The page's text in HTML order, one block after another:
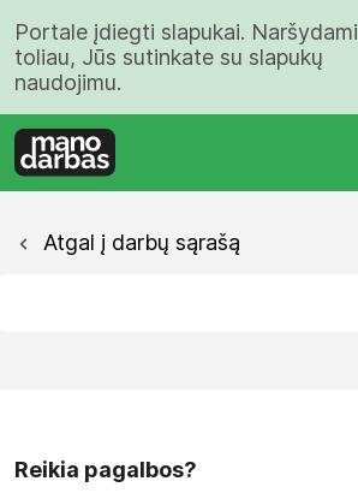
Portale įdiegti slapukai. Naršydami
toliau, Jūs sutinkate su slapukų
naudojimu.
Atgal į darbų sąrašą
Reikia pagalbos?